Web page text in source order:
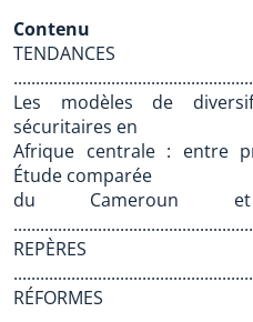
Contenu
TENDANCES
Les modèles de
sécuritaires en
Afrique centrale : entre
Étude comparée
du
REPÈRES
RÉFORMES